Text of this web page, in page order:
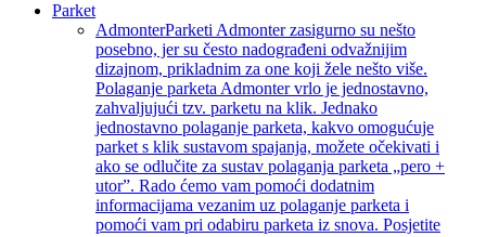
Parket
AdmonterParketi Admonter zasigurno su nešto
posebno, jer su često nadograđeni odvažnijim
dizajnom, prikladnim za one koji žele nešto više.
Polaganje parketa Admonter vrlo je jednostavno,
zahvaljujući tzv. parketu na klik. Jednako
jednostavno polaganje parketa, kakvo omogućuje
parket s klik sustavom spajanja, možete očekivati i
ako se odlučite za sustav polaganja parketa „pero +
utor”. Rado ćemo vam pomoći dodatnim
informacijama vezanim uz polaganje parketa i
pomoći vam pri odabiru parketa iz snova. Posjetite